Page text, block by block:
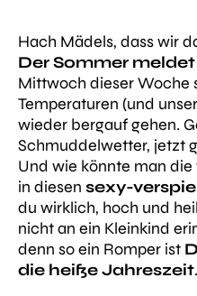
Hach Mädels, dass wir
Der Sommer
Mittwoch dieser Woche
Temperaturen (und
wieder bergauf gehen.
Schmuddelwetter, jetzt
Und wie könnte man die
in diesen sexy-
du wirklich, hoch und
nicht an ein Kleinkind
denn so ein Romper ist
die heiße Jahreszeit.